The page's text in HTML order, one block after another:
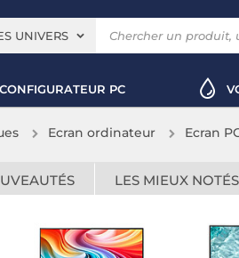
UNIVERS
CONFIGURATEUR PC
Ecran ordinateur Ecran
LES MIEUX NOTÉS